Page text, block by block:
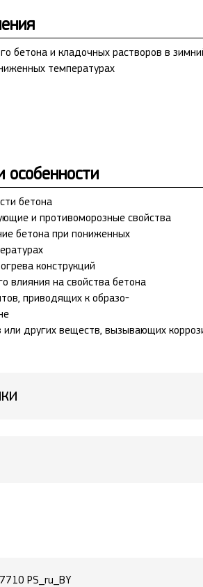
бетона и кладочных растворов в
температурах
бетона
и противоморозные свойства
бетона при пониженных
конструкций
влияния на свойства бетона
приводящих к образо-
или других веществ, вызывающих
PS_ru_BY